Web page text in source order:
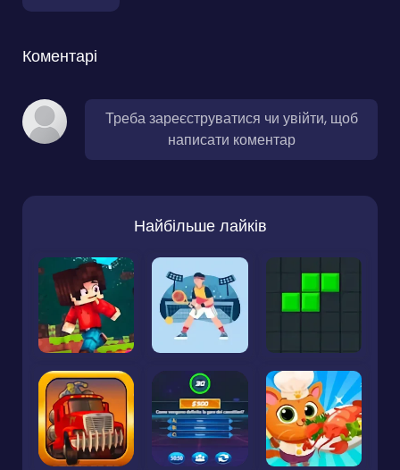
Коментарі
Треба зареєструватися чи увійти, щоб
написати коментар
Найбільше лайків